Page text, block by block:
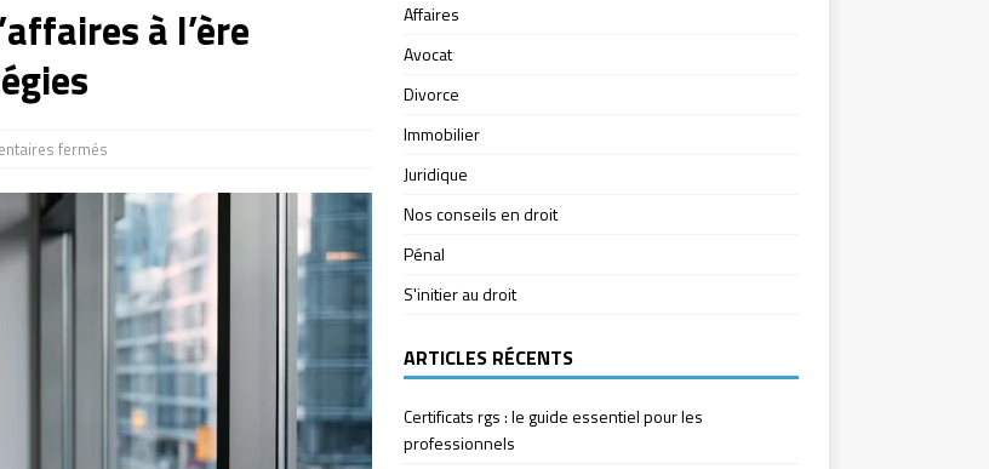
à l’ère
fermés
Affaires
Avocat
Divorce
Immobilier
Juridique
Nos conseils en droit
Pénal
S'initier au droit
ARTICLES RÉCENTS
Certificats rgs : le guide essentiel pour les
professionnels